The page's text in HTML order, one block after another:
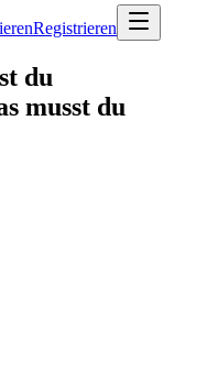
Registrieren
du
musst du